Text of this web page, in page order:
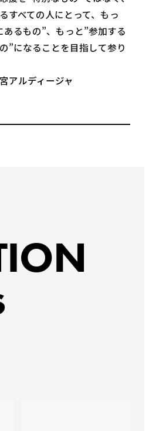
すべての人にとって、もっ
あるもの”、もっと”参加する
”になることを目指して参り
アルディージャ